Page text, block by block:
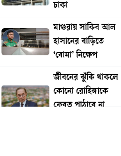
ঢাকা
মাগুরায় সাকিব আল
হাসানের বাড়িতে
‘বোমা’ নিক্ষেপ
জীবনের ঝুঁকি থাকলে
কোনো রোহিঙ্গাকে
ফেরত পাঠাবে না